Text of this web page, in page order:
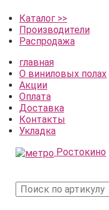
Каталог >>
Производители
Распродажа
главная
О виниловых полах
Акции
Оплата
Доставка
Контакты
Укладка
Ростокино